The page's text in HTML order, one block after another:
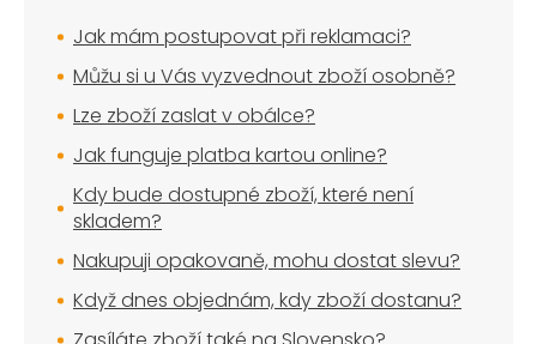
Jak mám postupovat při reklamaci?
Můžu si u Vás vyzvednout zboží osobně?
Lze zboží zaslat v obálce?
Jak funguje platba kartou online?
Kdy bude dostupné zboží, které není
skladem?
Nakupuji opakovaně, mohu dostat slevu?
Když dnes objednám, kdy zboží dostanu?